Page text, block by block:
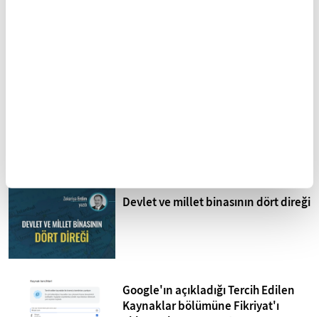
Devlet ve millet binasının dört direği
Google'ın açıkladığı Tercih Edilen
Kaynaklar bölümüne Fikriyat'ı